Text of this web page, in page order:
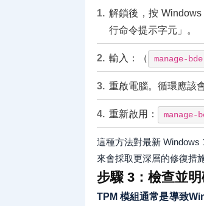
解鎖後，按
行命令提示字元」。
輸入：（ manage-
重啟電腦。循環應該
重新啟用：
這種方法對最新
來會採取更深層的修復措施
步驟 3：檢查並
TPM 模組通常是導致